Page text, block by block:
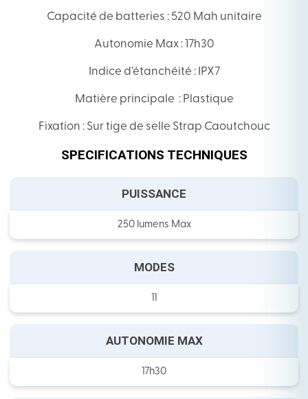
Capacité de batteries : 520 Mah unitaire
Autonomie Max : 17h30
Indice d’étanchéité : IPX7
Matière principale : Plastique
Fixation : Sur tige de selle Strap Caoutchouc
SPECIFICATIONS TECHNIQUES
PUISSANCE
250 lumens Max
MODES
11
AUTONOMIE MAX
17h30